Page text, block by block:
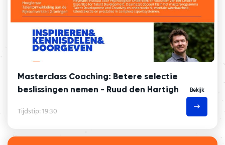
Masterclass Coaching: Betere selectie
­beslissingen nemen - Ruud den Hartigh
Tijdstip: 19:30
Bekijk